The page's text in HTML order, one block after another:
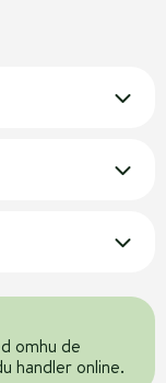
omhu de
handler online.